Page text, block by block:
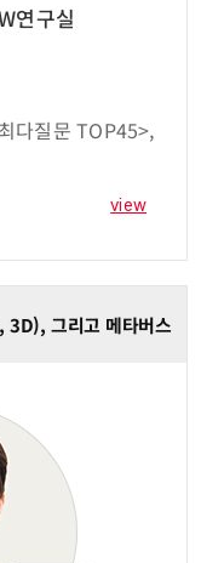
연구실
다질문 TOP45>,
view
3D), 그리고 메타버스